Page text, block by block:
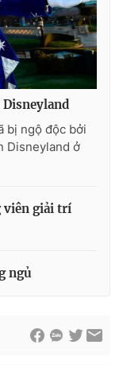
932
bị ngộ độc bởi
Disneyland ở
viên giải trí
ngủ